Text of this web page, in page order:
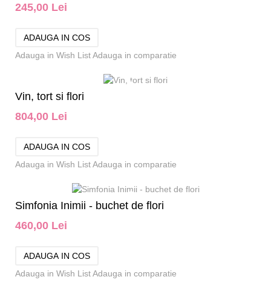
245,00 Lei
Adauga in Wish ListAdauga in comparatie
Vin, tort si flori
804,00 Lei
Adauga in Wish ListAdauga in comparatie
Simfonia Inimii - buchet de flori
460,00 Lei
Adauga in Wish ListAdauga in comparatie